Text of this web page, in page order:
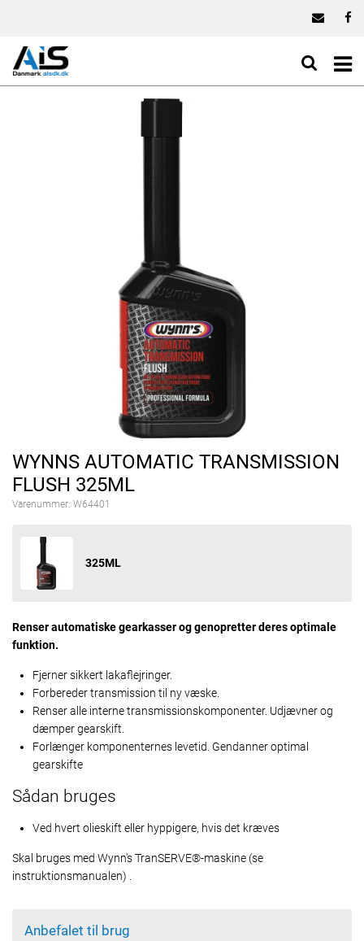
WYNNS AUTOMATIC TRANSMISSION
FLUSH 325ML
Varenummer: W64401
325ML
Renser automatiske gearkasser og genopretter deres optimale
funktion.
Fjerner sikkert lakaflejringer.
Forbereder transmission til ny væske.
Renser alle interne transmissionskomponenter. Udjævner og
dæmper gearskift.
Forlænger komponenternes levetid. Gendanner optimal
gearskifte
Sådan bruges
Ved hvert olieskift eller hyppigere, hvis det kræves
Skal bruges med Wynn's TranSERVE®-maskine (se
instruktionsmanualen) .
Anbefalet til brug